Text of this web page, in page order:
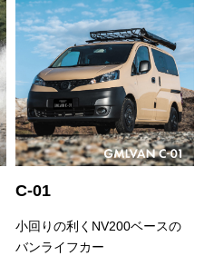
C-01
小回りの利くNV200ベースの
バンライフカー